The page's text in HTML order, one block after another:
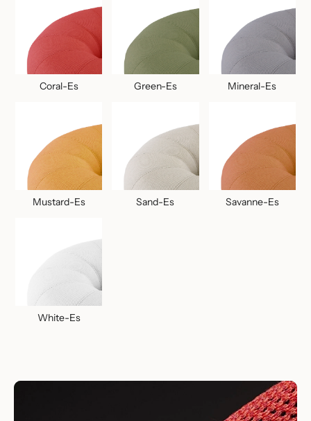
Coral-Es Green-Es Mineral-Es
Mustard-Es Sand-Es Savanne-Es
White-Es